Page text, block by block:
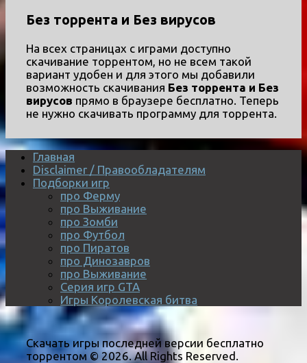
Без торрента и Без вирусов
На всех страницах с играми доступно
скачивание торрентом, но не всем такой
вариант удобен и для этого мы добавили
возможность скачивания Без торрента и Без
вирусов прямо в браузере бесплатно. Теперь
не нужно скачивать программу для торрента.
Главная
Disclaimer / Правообладателям
Подборки игр
про Ферму
про Выживание
про Зомби
про Футбол
про Пиратов
про Динозавров
про Выживание
Серия игр GTA
Игры Королевская битва
Скачать игры последней версии бесплатно
торрентом © 2026. All Rights Reserved.